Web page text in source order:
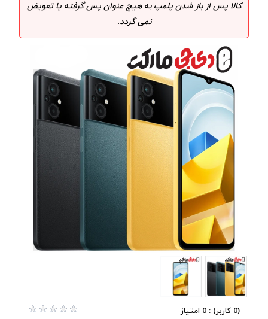
کالا پس از باز شدن پلمپ به هیچ عنوان پس گرفته یا تعویض
نمی گردد.
(0 کاربر) : 0 امتیاز